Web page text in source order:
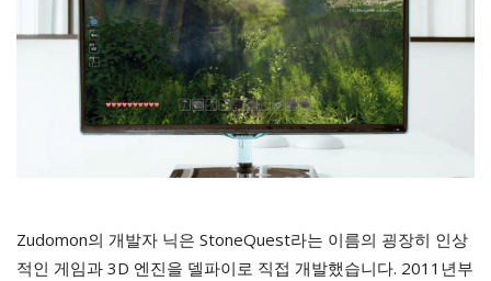
Zudomon의 개발자 닉은 StoneQuest라는 이름의 굉장히 인상
적인 게임과 3D 엔진을 델파이로 직접 개발했습니다. 2011년부